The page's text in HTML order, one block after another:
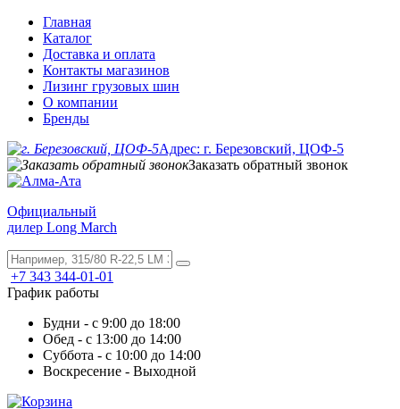
Главная
Каталог
Доставка и оплата
Контакты магазинов
Лизинг грузовых шин
О компании
Бренды
Адрес: г. Березовский, ЦОФ-5
Заказать обратный звонок
Официальный
дилер Long March
+7 343 344-01-01
График работы
Будни - с 9:00 до 18:00
Обед - с 13:00 до 14:00
Суббота - с 10:00 до 14:00
Воскресение - Выходной